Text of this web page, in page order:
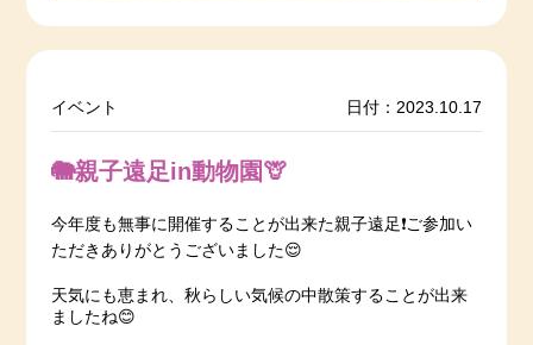
イベント 日付：2023.10.17
🐘親子遠足in動物園🦒
今年度も無事に開催することが出来た親子遠足❗️ご参加い
ただきありがとうございました😌
天気にも恵まれ、秋らしい気候の中散策することが出来
ましたね😊